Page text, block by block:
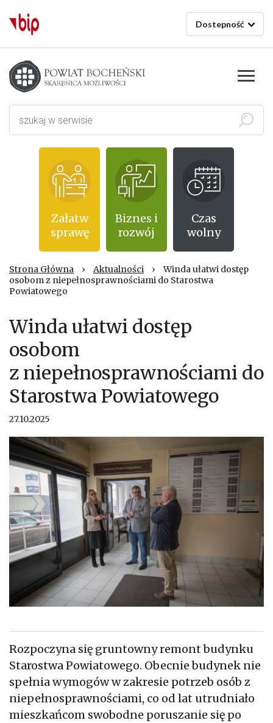
Dostepność
Starostwo powiatowe w Bochni
Szukaj
Załatw
sprawę
Biznes i
rozwój
Czas
wolny
Strona Główna › Aktualności ›
Winda ułatwi dostęp
osobom z niepełnosprawnościami do Starostwa
Powiatowego
Winda ułatwi dostęp
osobom
z niepełnosprawnościami do
Starostwa Powiatowego
27.10.2025
Rozpoczyna się gruntowny remont budynku
Starostwa Powiatowego. Obecnie budynek nie
spełnia wymogów w zakresie potrzeb osób z
niepełnosprawnościami, co od lat utrudniało
mieszkańcom swobodne poruszanie się po